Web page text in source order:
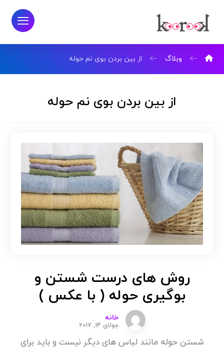
وبلاگ از بین بردن بوی نم حوله
از بین بردن بوی نم حوله
روش های درست شستن و
بوگیری حوله ( با عکس )
خانه
جولای 14, 2017
شستن حوله مانند لباس های دیگر نیست و باید برای